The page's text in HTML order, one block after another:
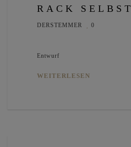
RACK SELBST
DERSTEMMER 0
Entwurf
WEITERLESEN